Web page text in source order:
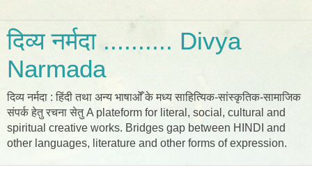
दिव्य नर्मदा .......... Divya
Narmada
दिव्य नर्मदा : हिंदी तथा अन्य भाषाओँ के मध्य साहित्यिक-सांस्कृतिक-सामाजिक
संपर्क हेतु रचना सेतु A plateform for literal, social, cultural and
spiritual creative works. Bridges gap between HINDI and
other languages, literature and other forms of expression.